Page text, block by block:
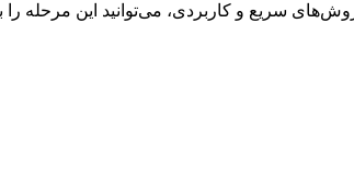
سریع و کاربردی، می‌توانید این مرحله را